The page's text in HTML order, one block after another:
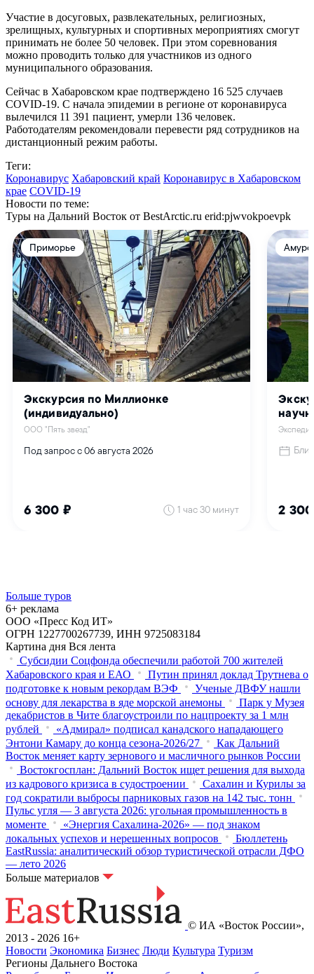
Участие в досуговых, развлекательных, религиозных,
зрелищных, культурных и спортивных мероприятиях смогут
принимать не более 50 человек. При этом соревнования
можно проводить только для участников из одного
муниципального образования.
Сейчас в Хабаровском крае подтверждено 16 525 случаев
COVID-19. С начала эпидемии в регионе от коронавируса
вылечился 11 391 пациент, умерли 136 человек.
Работодателям рекомендовали перевести ряд сотрудников на
дистанционный режим работы.
Теги:
Коронавирус Хабаровский край Коронавирус в Хабаровском
крае COVID-19
Новости по теме:
Туры на Дальний Восток от BestArctic.ru erid:pjwvokpoevpk
Больше туров
6+ реклама
ООО «Пресс Код ИТ»
ОГРН 1227700267739, ИНН 9725083184
Картина дня Вся лента
Субсидии Соцфонда обеспечили работой 700 жителей
Хабаровского края и ЕАО
Путин принял доклад Трутнева о
подготовке к новым рекордам ВЭФ
Ученые ДВФУ нашли
основу для лекарства в яде морской анемоны
Парк у Музея
декабристов в Чите благоустроили по нацпроекту за 1 млн
рублей
«Адмирал» подписал канадского нападающего
Энтони Камару до конца сезона-2026/27
Как Дальний
Восток меняет карту зернового и масличного рынков России
Востокгосплан: Дальний Восток ищет решения для выхода
из кадрового кризиса в судостроении
Сахалин и Курилы за
год сократили выбросы парниковых газов на 142 тыс. тонн
Пульс угля — 3 августа 2026: угольная промышленность в
моменте
«Энергия Сахалина-2026» — под знаком
локальных успехов и нерешенных вопросов
Бюллетень
EastRussia: аналитический обзор туристической отрасли ДФО
— лето 2026
Больше материалов
© ИА «Восток России»,
2013 - 2026 16+
Новости Экономика Бизнес Люди Культура Туризм
Регионы Дальнего Востока